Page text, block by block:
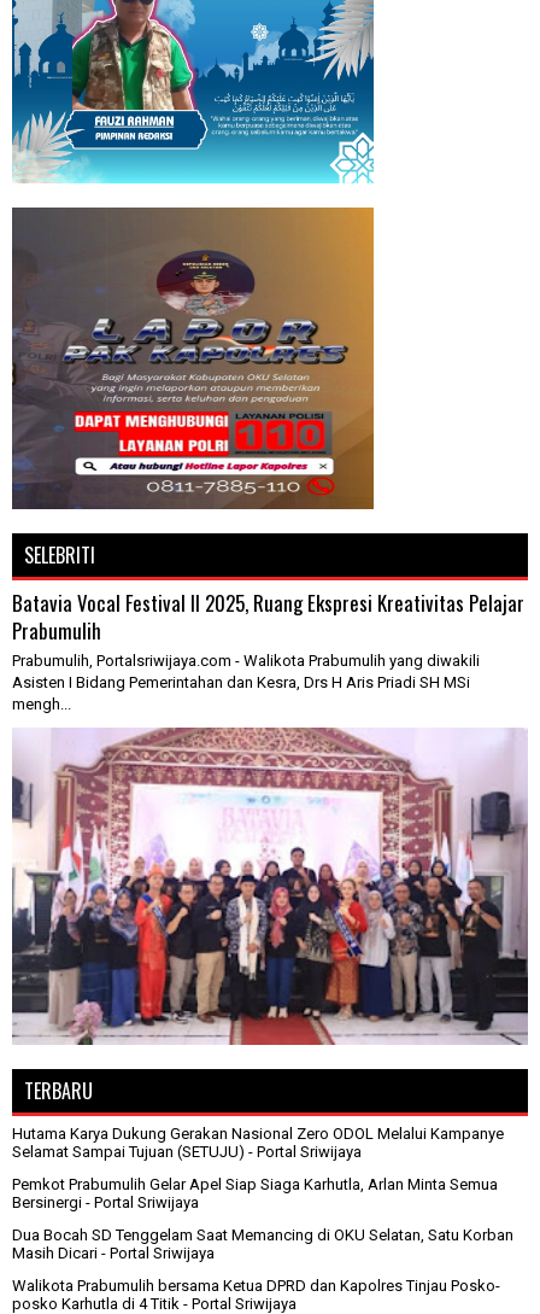
SELEBRITI
Batavia Vocal Festival II 2025, Ruang Ekspresi Kreativitas Pelajar
Prabumulih
Prabumulih, Portalsriwijaya.com - Walikota Prabumulih yang diwakili
Asisten I Bidang Pemerintahan dan Kesra, Drs H Aris Priadi SH MSi
mengh...
TERBARU
Hutama Karya Dukung Gerakan Nasional Zero ODOL Melalui Kampanye
Selamat Sampai Tujuan (SETUJU) - Portal Sriwijaya
Pemkot Prabumulih Gelar Apel Siap Siaga Karhutla, Arlan Minta Semua
Bersinergi - Portal Sriwijaya
Dua Bocah SD Tenggelam Saat Memancing di OKU Selatan, Satu Korban
Masih Dicari - Portal Sriwijaya
Walikota Prabumulih bersama Ketua DPRD dan Kapolres Tinjau Posko-
posko Karhutla di 4 Titik - Portal Sriwijaya